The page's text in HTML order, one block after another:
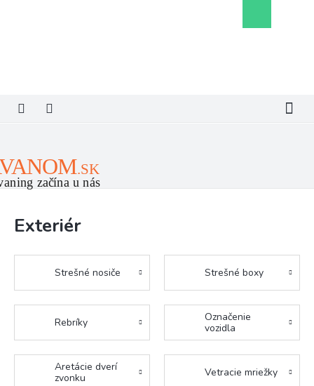
košík
Exteriér
Strešné nosiče Strešné boxy
Rebríky
Označenie
vozidla
Aretácie dverí
zvonku
Vetracie mriežky